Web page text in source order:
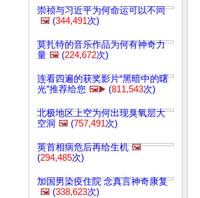
崇祯与习近平为何命运可以不同
🖼️ (344,491次)
莫扎特的音乐作品为何有神奇力
量 🖼️ (224,672次)
连看四遍的获奖影片“黑暗中的曙
光”推荐给您 🖼️▶️ (811,543次)
北极地区上空为何出现臭氧层大
空洞 🖼️ (757,491次)
英首相病危后再给生机 🖼️
(294,485次)
加国男染疫住院 念真言神奇康复
🖼️ (338,623次)